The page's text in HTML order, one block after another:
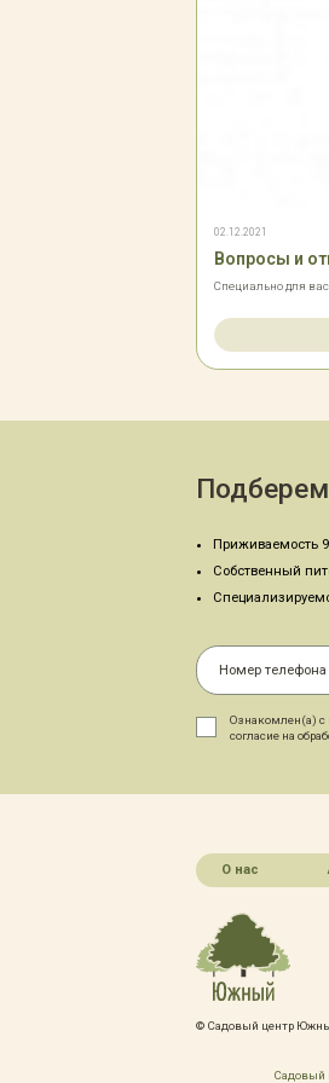
02.12.2021
Вопросы и
Специально для
Приживаемость
Собственный
Ознакомлен(а) с
согласие на
О нас
© Садовый центр
Садовый